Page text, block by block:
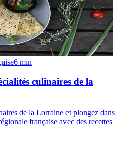
6 min
culinaires de la
de la Lorraine et plongez dans
française avec des recettes